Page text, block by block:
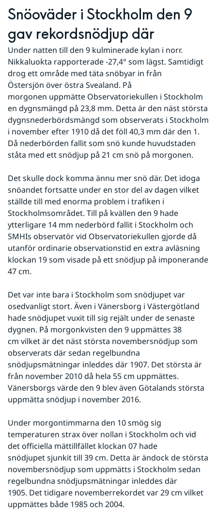
Snöoväder i Stockholm den 9
gav rekordsnödjup där
Under natten till den 9 kulminerade kylan i norr.
Nikkaluokta rapporterade -27,4° som lägst. Samtidigt
drog ett område med täta snöbyar in från
Östersjön över östra Svealand. På
morgonen uppmätte Observatoriekullen i Stockholm
en dygnsmängd på 23,8 mm. Detta är den näst största
dygnsnederbördsmängd som observerats i Stockholm
i november efter 1910 då det föll 40,3 mm där den 1.
Då nederbörden fallit som snö kunde huvudstaden
ståta med ett snödjup på 21 cm snö på morgonen.
Det skulle dock komma ännu mer snö där. Det idoga
snöandet fortsatte under en stor del av dagen vilket
ställde till med enorma problem i trafiken i
Stockholmsområdet. Till på kvällen den 9 hade
ytterligare 14 mm nederbörd fallit i Stockholm och
SMHIs observatör vid Observatoriekullen gjorde då
utanför ordinarie observationstid en extra avläsning
klockan 19 som visade på ett snödjup på imponerande
47 cm.
Det var inte bara i Stockholm som snödjupet var
osedvanligt stort. Även i Vänersborg i Västergötland
hade snödjupet vuxit till sig rejält under de senaste
dygnen. På morgonkvisten den 9 uppmättes 38
cm vilket är det näst största novembersnödjup som
observerats där sedan regelbundna
snödjupsmätningar inleddes där 1907. Det största är
från november 2010 då hela 55 cm uppmättes.
Vänersborgs värde den 9 blev även Götalands största
uppmätta snödjup i november 2016.
Under morgontimmarna den 10 smög sig
temperaturen strax över nollan i Stockholm och vid
det officiella mättillfället klockan 07 hade
snödjupet sjunkit till 39 cm. Detta är ändock de största
novembersnödjup som uppmätts i Stockholm sedan
regelbundna snödjupsmätningar inleddes där
1905. Det tidigare novemberrekordet var 29 cm vilket
uppmättes både 1985 och 2004.